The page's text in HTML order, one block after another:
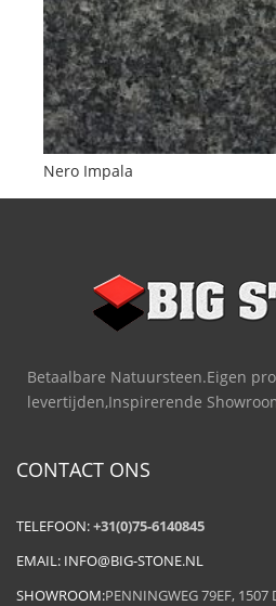
Nero Impala
Betaalbare Natuursteen.Eigen
levertijden,Inspirerende
CONTACT ONS
TELEFOON:+31(0)75-6140845
EMAIL: INFO@BIG-STONE.NL
SHOWROOM:PENNINGWEG 79EF, 1507